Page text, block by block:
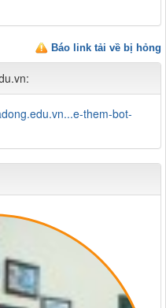
Báo link tải về bị hỏng
them-bot-